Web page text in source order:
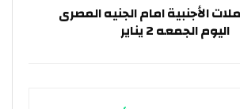
الأجنبية امام الجنيه المصرى
اليوم الجمعه 2 يناير